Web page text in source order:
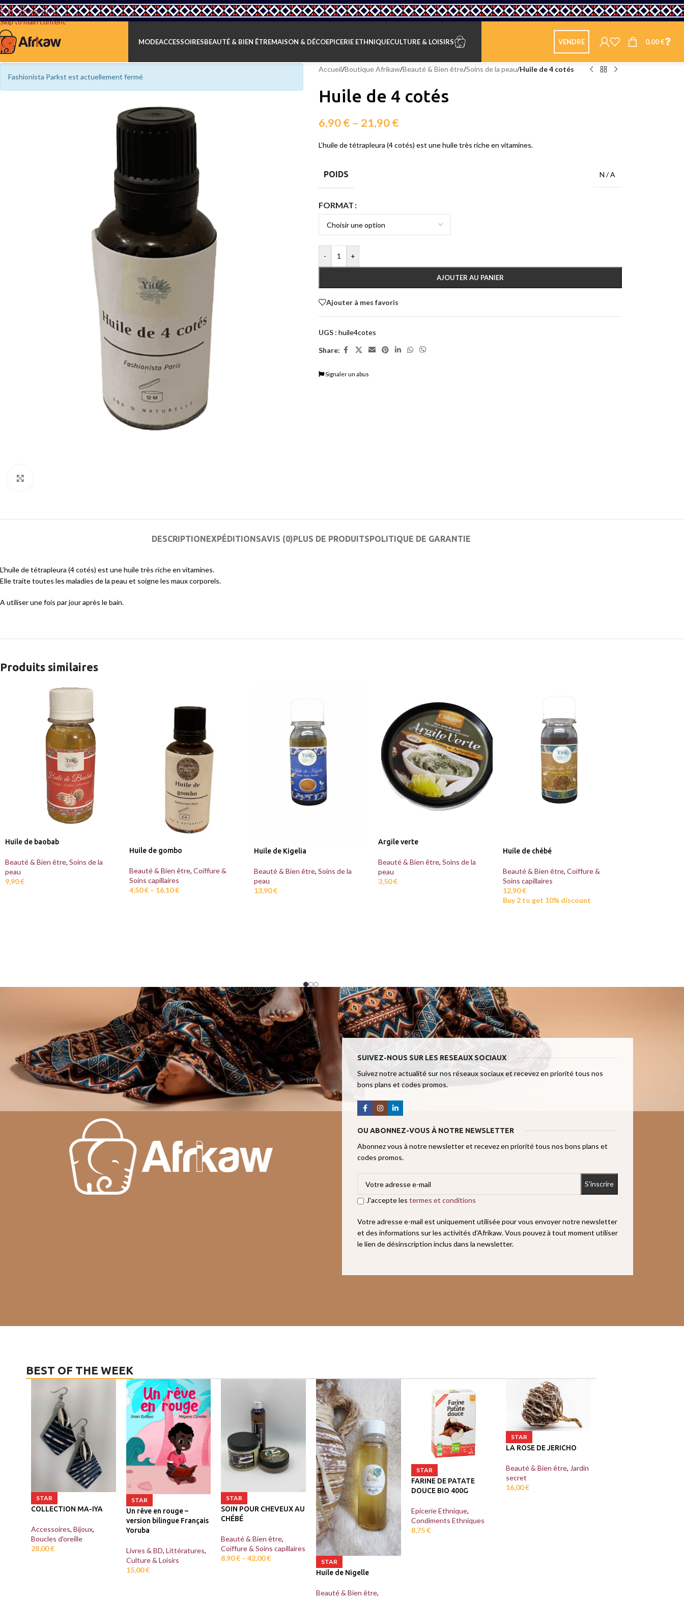
Skip to navigation
Skip to main content
MODEACCESSOIRESBEAUTÉ & BIEN ÊTREMAISON & DÉCOEPICERIE ETHNIQUECULTURE & LOISIRS VENDRE 0,00€
Fashionista Parkst est actuellement fermé
Accueil/Boutique Afrikaw/Beauté & Bien être/Soins de la peau/Huile de 4 cotés
Huile de 4 cotés
6,90€ – 21,90€
L’huile de tétrapleura (4 cotés) est une huile très riche en vitamines.
POIDS N / A
FORMAT
- +
AJOUTER AU PANIER
Ajouter à mes favoris
UGS : huile4cotes
Share:
Signaler un abus
DESCRIPTIONEXPÉDITIONSAVIS (0)PLUS DE PRODUITSPOLITIQUE DE GARANTIE
L’huile de tétrapleura (4 cotés) est une huile très riche en vitamines.
Elle traite toutes les maladies de la peau et soigne les maux corporels.
A utiliser une fois par jour après le bain.
Produits similaires
Huile de baobab
Beauté & Bien être, Soins de la
peau
9,90€
Huile de gombo
Beauté & Bien être, Coiffure &
Soins capillaires
4,50€ – 16,10€
Huile de Kigelia
Beauté & Bien être, Soins de la
peau
13,90€
Argile verte
Beauté & Bien être, Soins de la
peau
3,50€
Huile de chébé
Beauté & Bien être, Coiffure &
Soins capillaires
12,90€
Buy 2 to get 10% discount
SUIVEZ-NOUS SUR LES RESEAUX SOCIAUX
Suivez notre actualité sur nos réseaux sociaux et recevez en priorité tous nos
bons plans et codes promos.
OU ABONNEZ-VOUS À NOTRE NEWSLETTER
Abonnez vous à notre newsletter et recevez en priorité tous nos bons plans et
codes promos.
J'accepte les termes et conditions
Votre adresse e-mail est uniquement utilisée pour vous envoyer notre newsletter
et des informations sur les activités d'Afrikaw. Vous pouvez à tout moment utiliser
le lien de désinscription inclus dans la newsletter.
BEST OF THE WEEK
STAR
COLLECTION MA-IYA
Accessoires, Bijoux,
Boucles d'oreille
28,00€
STAR
Un rêve en rouge –
version bilingue Français
Yoruba
Livres & BD, Littératures,
Culture & Loisirs
15,00€
STAR
SOIN POUR CHEVEUX AU
CHÉBÉ
Beauté & Bien être,
Coiffure & Soins capillaires
8,90€ –42,00€ STAR
Huile de Nigelle
Beauté & Bien être,
STAR
FARINE DE PATATE
DOUCE BIO 400G
Epicerie Ethnique,
Condiments Ethniques
8,75€
STAR
LA ROSE DE JERICHO
Beauté & Bien être, Jardin
secret
16,00€